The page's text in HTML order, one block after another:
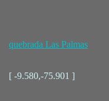
quebrada Las Palmas
[ -9.580,-75.901 ]